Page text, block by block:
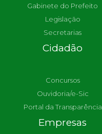
Gabinete do Prefeito
Legislação
Secretarias
Cidadão
Concursos
Ouvidoria/e-Sic
Portal da Transparência
Empresas